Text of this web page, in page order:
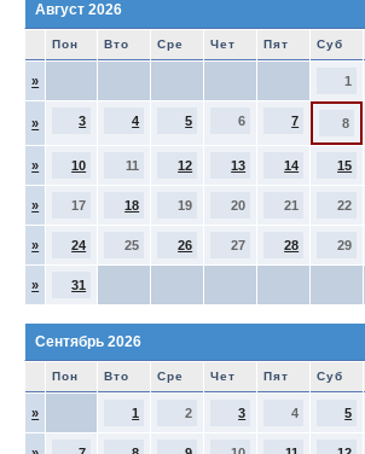
Август 2026
Пон Вто Сре Чет Пят Суб
» 1
» 3 4 5 6 7 8
» 10 11 12 13 14 15
» 17 18 19 20 21 22
» 24 25 26 27 28 29
» 31
Сентябрь 2026
Пон Вто Сре Чет Пят Суб
» 1 2 3 4 5